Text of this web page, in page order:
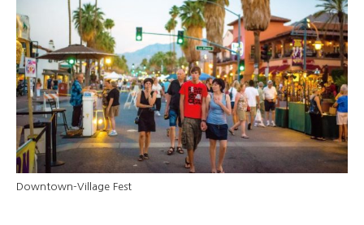
Downtown-Village Fest